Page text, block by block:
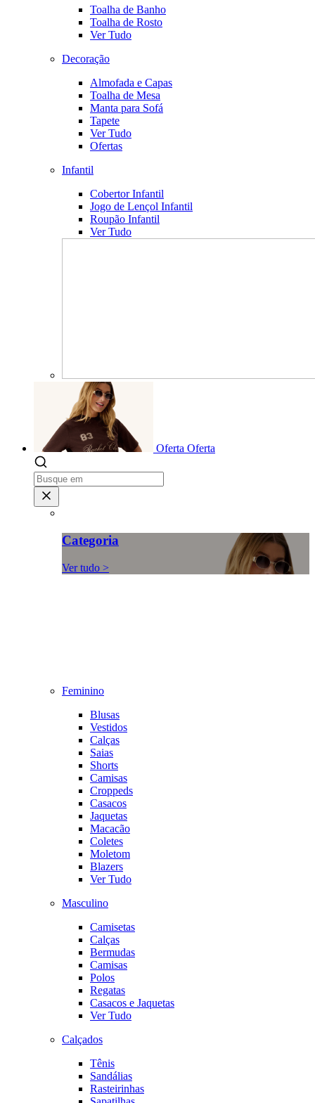
Toalha de Banho
Toalha de Rosto
Ver Tudo
Decoração
Almofada e Capas
Toalha de Mesa
Manta para Sofá
Tapete
Ver Tudo
Ofertas
Infantil
Cobertor Infantil
Jogo de Lençol Infantil
Roupão Infantil
Ver Tudo
Oferta Oferta
Categoria
Ver tudo >
Feminino
Blusas
Vestidos
Calças
Saias
Shorts
Camisas
Croppeds
Casacos
Jaquetas
Macacão
Coletes
Moletom
Blazers
Ver Tudo
Masculino
Camisetas
Calças
Bermudas
Camisas
Polos
Regatas
Casacos e Jaquetas
Ver Tudo
Calçados
Tênis
Sandálias
Rasteirinhas